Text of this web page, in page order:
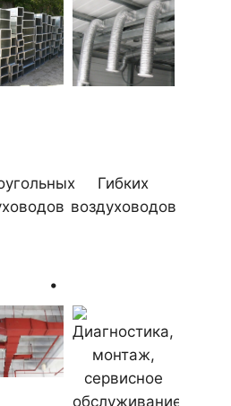
Гибких
воздуховодов